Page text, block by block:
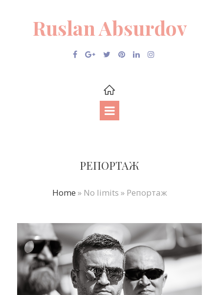
Ruslan Absurdov
РЕПОРТАЖ
Home » No limits » Репортаж